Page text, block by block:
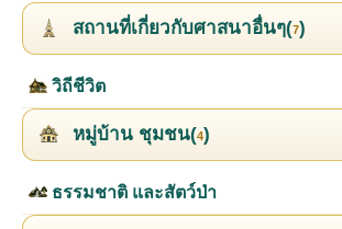
สถานที่เกี่ยวกับศาสนาอื่นๆ(7)
วิถีชีวิต
หมู่บ้าน ชุมชน(4)
ธรรมชาติ และสัตว์ป่า